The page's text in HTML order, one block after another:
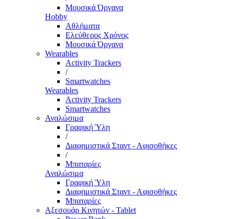
Μουσικά Όργανα
Hobby
Αθλήματα
Ελεύθερος Χρόνος
Μουσικά Όργανα
Wearables
Activity Trackers
/
Smartwatches
Wearables
Activity Trackers
Smartwatches
Αναλώσιμα
Γραφική Ύλη
/
Διαφημιστικά Σταντ - Αφισοθήκες
/
Μπαταρίες
Αναλώσιμα
Γραφική Ύλη
Διαφημιστικά Σταντ - Αφισοθήκες
Μπαταρίες
Αξεσουάρ Κινητών - Tablet